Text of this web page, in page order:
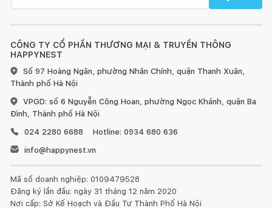
CÔNG TY CỔ PHẦN THƯƠNG MẠI & TRUYỀN THÔNG
HAPPYNEST
Số 97 Hoàng Ngân, phường Nhân Chính, quận Thanh Xuân,
Thành phố Hà Nội
VPGD: số 6 Nguyễn Công Hoan, phường Ngọc Khánh, quận Ba
Đình, Thành phố Hà Nội
024 2280 6688
Hotline: 0934 680 636
info@happynest.vn
Mã số doanh nghiệp: 0109479528
Đăng ký lần đầu: ngày 31 tháng 12 năm 2020
Nơi cấp: Sở Kế Hoạch và Đầu Tư Thành Phố Hà Nội